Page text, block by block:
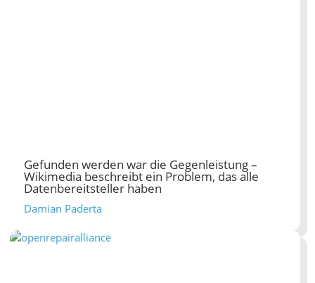
Gefunden werden war die Gegenleistung –
Wikimedia beschreibt ein Problem, das alle
Datenbereitsteller haben
Damian Paderta